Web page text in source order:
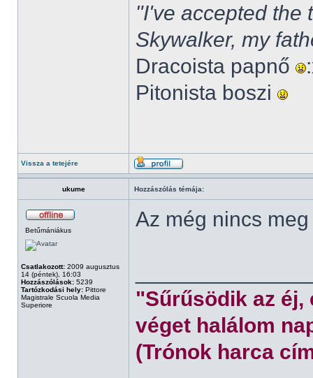
"I've accepted the
Skywalker, my
Dracoista papnő
Pitonista boszi
Vissza a tetejére
ukume Hozzászólás témája:
Betűmániákus
Csatlakozott: 2009 augusztus
14 (péntek), 16:03
Hozzászólások: 5239
Tartózkodási hely: Pittore
Magistrale Scuola Media
Superiore
Az még nincs
"Sűrűsödik az éj,
véget halálom
(Trónok harca